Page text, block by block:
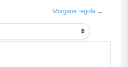
Morgane regola →